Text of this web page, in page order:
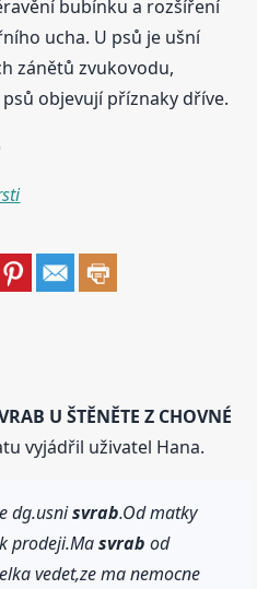
bubínku a rozšíření
ucha. U psů je ušní
zánětů zvukovodu,
objevují příznaky dříve.
U ŠTĚNĚTE Z CHOVNÉ
vyjádřil uživatel Hana.
dg.usnisvrab.Od matky
prodeji.Masvrab od
vedet,ze ma nemocne